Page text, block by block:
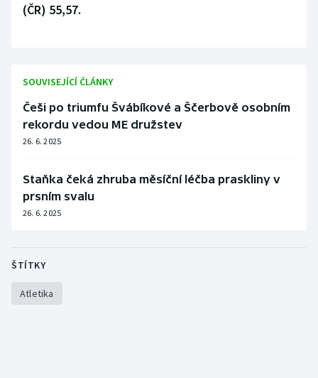
(ČR) 55,57.
SOUVISEJÍCÍ ČLÁNKY
Češi po triumfu Švábíkové a Ščerbově osobním
rekordu vedou ME družstev
26. 6. 2025
Staňka čeká zhruba měsíční léčba praskliny v
prsním svalu
26. 6. 2025
ŠTÍTKY
Atletika